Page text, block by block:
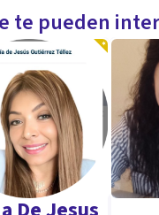
te pueden